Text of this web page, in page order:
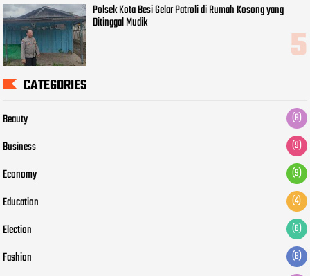
Polsek Kota Besi Gelar Patroli di Rumah Kosong yang
Ditinggal Mudik
CATEGORIES
Beauty (8)
Business (9)
Economy (9)
Education (4)
Election (6)
Fashion (8)